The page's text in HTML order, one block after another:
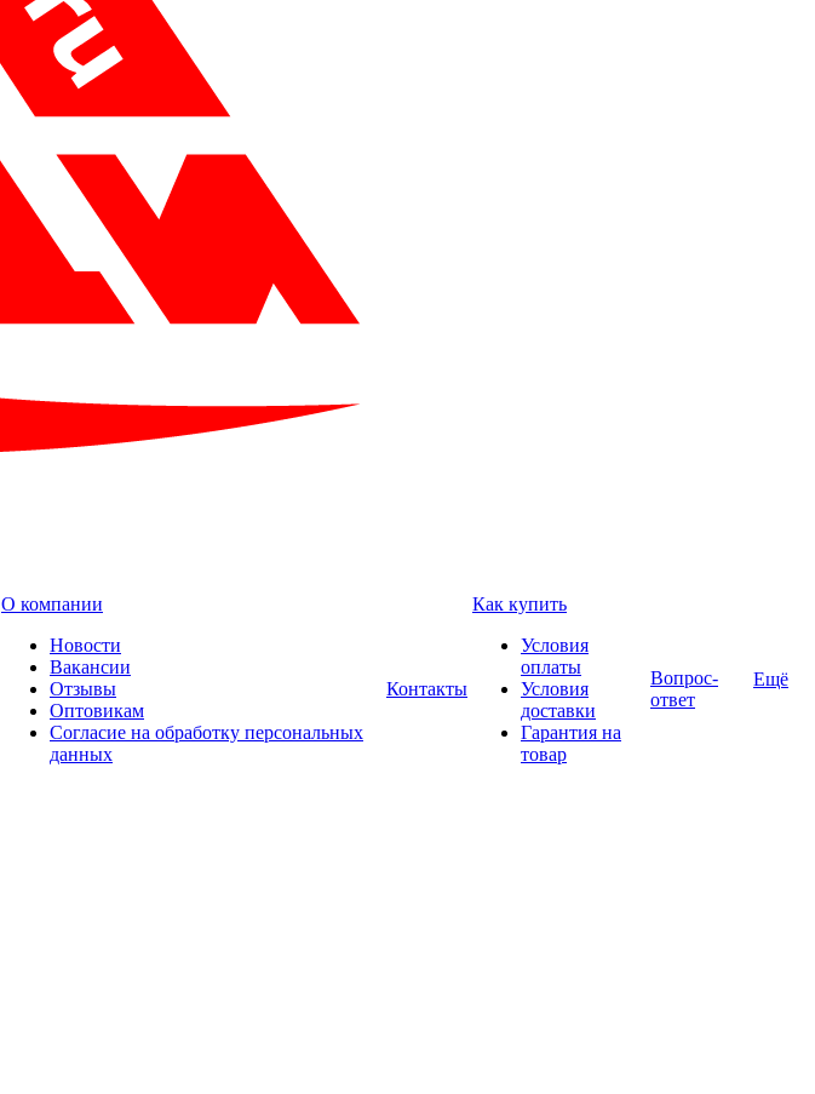
О компании
Новости
Вакансии
Отзывы
Оптовикам
Cогласие на обработку персональных
данных
Контакты
Как купить
Условия
оплаты
Условия
доставки
Гарантия на
товар
Вопрос-
ответ
Ещё